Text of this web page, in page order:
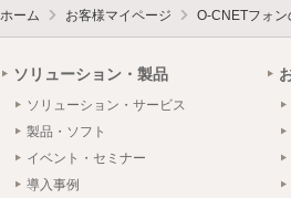
ホーム お客様マイページ O-CNETフォ
ソリューション・製品
ソリューション・サービス
製品・ソフト
イベント・セミナー
導入事例